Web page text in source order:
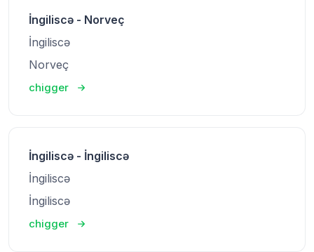
İngiliscə - Norveç
İngiliscə
Norveç
chigger
İngiliscə - İngiliscə
İngiliscə
İngiliscə
chigger